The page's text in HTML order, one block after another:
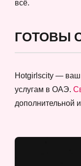
всё.
ГОТОВЫ
Hotgirlscity — ваш
услугам в ОАЭ.
дополнительной